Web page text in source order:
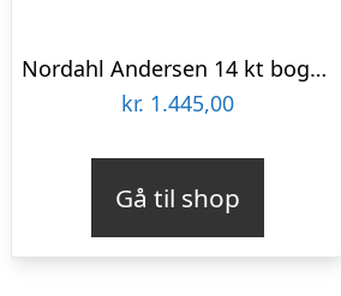
Nordahl Andersen 14 kt bogstav J
kr. 1.445,00
Gå til shop